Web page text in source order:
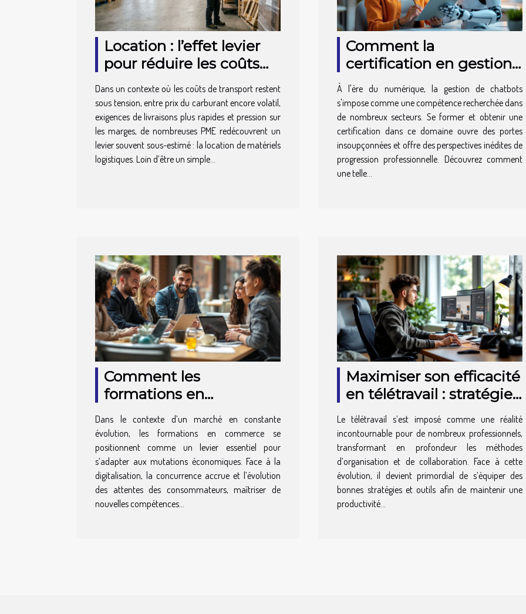
Location : l’effet levier
pour réduire les coûts
logistiques des PME
Dans un contexte où les coûts de transport restent
sous tension, entre prix du carburant encore volatil,
exigences de livraisons plus rapides et pression sur
les marges, de nombreuses PME redécouvrent un
levier souvent sous-estimé : la location de matériels
logistiques. Loin d’être un simple...
Comment la
certification en gestion
de chatbots peut
transformer votre
carrière ?
À l'ère du numérique, la gestion de chatbots
s'impose comme une compétence recherchée dans
de nombreux secteurs. Se former et obtenir une
certification dans ce domaine ouvre des portes
insoupçonnées et offre des perspectives inédites de
progression professionnelle. Découvrez comment
une telle...
Comment les
formations en
commerce préparent-
elles aux défis actuels
du marché?
Dans le contexte d’un marché en constante
évolution, les formations en commerce se
positionnent comme un levier essentiel pour
s’adapter aux mutations économiques. Face à la
digitalisation, la concurrence accrue et l’évolution
des attentes des consommateurs, maîtriser de
nouvelles compétences...
Maximiser son efficacité
en télétravail : stratégies
et outils essentiels
Le télétravail s’est imposé comme une réalité
incontournable pour de nombreux professionnels,
transformant en profondeur les méthodes
d’organisation et de collaboration. Face à cette
évolution, il devient primordial de s’équiper des
bonnes stratégies et outils afin de maintenir une
productivité...